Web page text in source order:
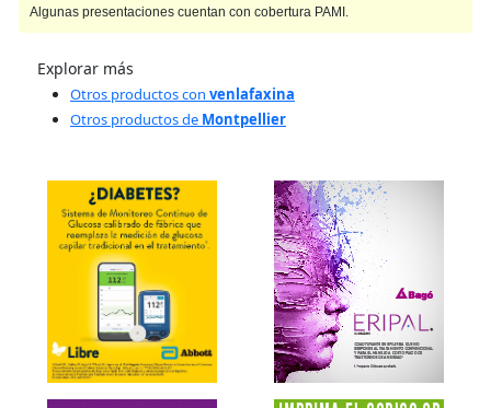
Algunas presentaciones cuentan con cobertura PAMI.
Explorar más
Otros productos con venlafaxina
Otros productos de Montpellier